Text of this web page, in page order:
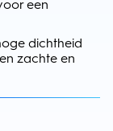
een
dichtheid
zachte en